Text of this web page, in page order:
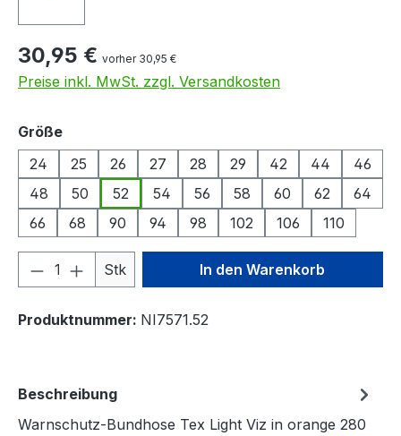
30,95 € vorher 30,95 €
Preise inkl. MwSt. zzgl. Versandkosten
Größeauswählen
24
25 26 27 28 29 42 44
46
48
50 52 54 56 58 60 62
64
66
68 90 94 98 102 106 110
Produkt Anzahl: Gib den
Stk In den Warenkorb
Produktnummer: NI7571.52
Beschreibung
Warnschutz-Bundhose Tex Light Viz in orange 280